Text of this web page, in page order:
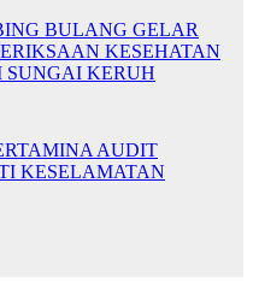
BULANG GELAR
KESEHATAN
SUNGAI KERUH
AUDIT
KESELAMATAN